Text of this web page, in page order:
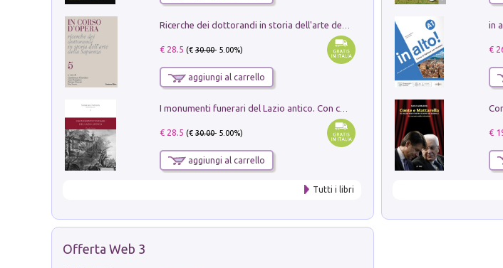
€ 28.5 (€30.00- 5.00%)
aggiungi al carrello
I monumenti funerari del Lazio antico. Con cartella con tavole
€ 28.5 (€30.00- 5.00%)
aggiungi al carrello
Tutti i libri
€
€
Offerta Web 3